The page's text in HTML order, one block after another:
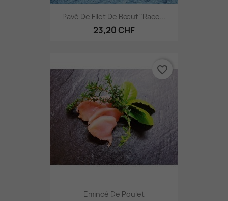
Pavé De Filet De Bœuf "Race...
23,20 CHF
Emincé De Poulet
favorite_border